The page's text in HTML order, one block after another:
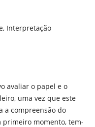
Interpretação
avaliar o papel e o
uma vez que este
a compreensão do
primeiro momento, tem-